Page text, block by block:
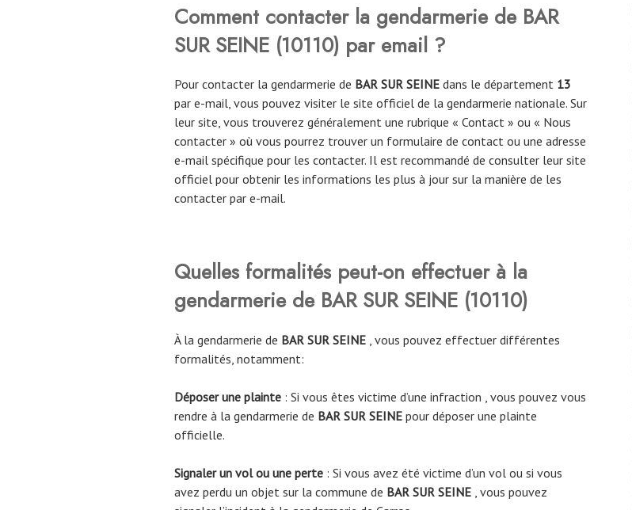
Comment contacter la gendarmerie de BAR
SUR SEINE (10110) par email ?
Pour contacter la gendarmerie de BAR SUR SEINE dans le département 13
par e-mail, vous pouvez visiter le site officiel de la gendarmerie nationale. Sur
leur site, vous trouverez généralement une rubrique « Contact » ou « Nous
contacter » où vous pourrez trouver un formulaire de contact ou une adresse
e-mail spécifique pour les contacter. Il est recommandé de consulter leur site
officiel pour obtenir les informations les plus à jour sur la manière de les
contacter par e-mail.
Quelles formalités peut-on effectuer à la
gendarmerie de BAR SUR SEINE (10110)
À la gendarmerie de BAR SUR SEINE , vous pouvez effectuer différentes
formalités, notamment:
Déposer une plainte : Si vous êtes victime d’une infraction , vous pouvez vous
rendre à la gendarmerie de BAR SUR SEINE pour déposer une plainte
officielle.
Signaler un vol ou une perte : Si vous avez été victime d’un vol ou si vous
avez perdu un objet sur la commune de BAR SUR SEINE , vous pouvez